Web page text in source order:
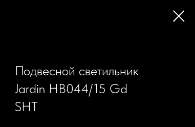
Подвесной светильник
Jardin HB044/15 Gd
SHT